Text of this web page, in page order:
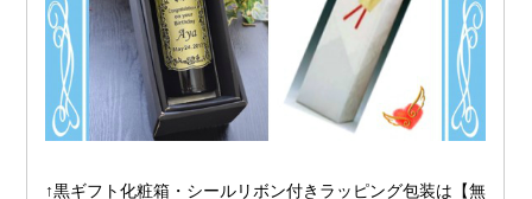
↑黒ギフト化粧箱・シールリボン付きラッピング包装は【無